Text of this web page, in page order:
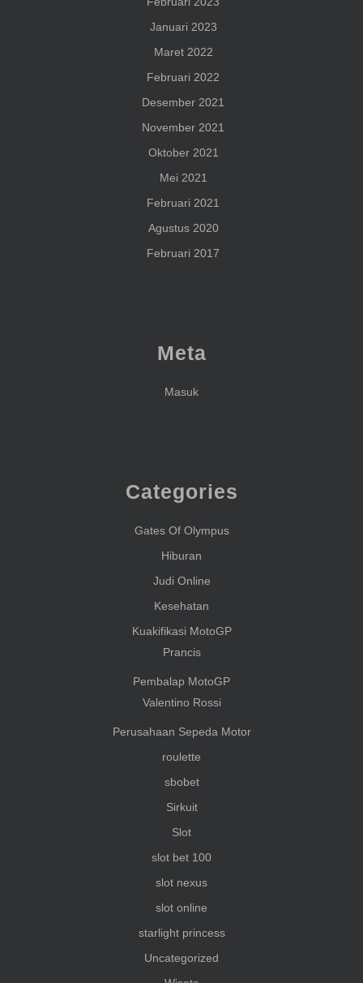
Januari 2023
Maret 2022
Februari 2022
Desember 2021
November 2021
Oktober 2021
Mei 2021
Februari 2021
Agustus 2020
Februari 2017
Meta
Masuk
Categories
Gates Of Olympus
Hiburan
Judi Online
Kesehatan
Kuakifikasi MotoGP
Prancis
Pembalap MotoGP
Valentino Rossi
Perusahaan Sepeda Motor
roulette
sbobet
Sirkuit
Slot
slot bet 100
slot nexus
slot online
starlight princess
Uncategorized